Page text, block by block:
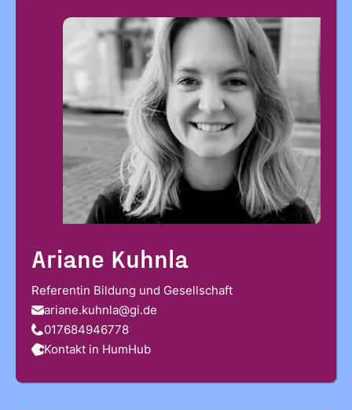
Ariane Kuhnla
Referentin Bildung und Gesellschaft
ariane.kuhnla@gi.de
017684946778
Kontakt in HumHub
Datenschutzvereinbarungen
gelesen und stimme diesen zu.
ANMELDEN